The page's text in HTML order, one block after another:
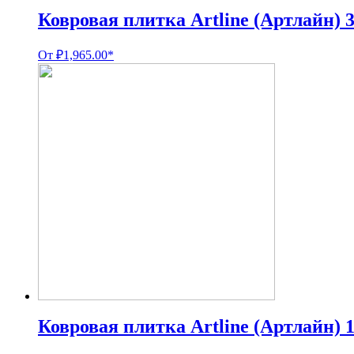
Ковровая плитка Artline (Артлайн)
От ₽1,965.00*
Ковровая плитка Artline (Артлайн)